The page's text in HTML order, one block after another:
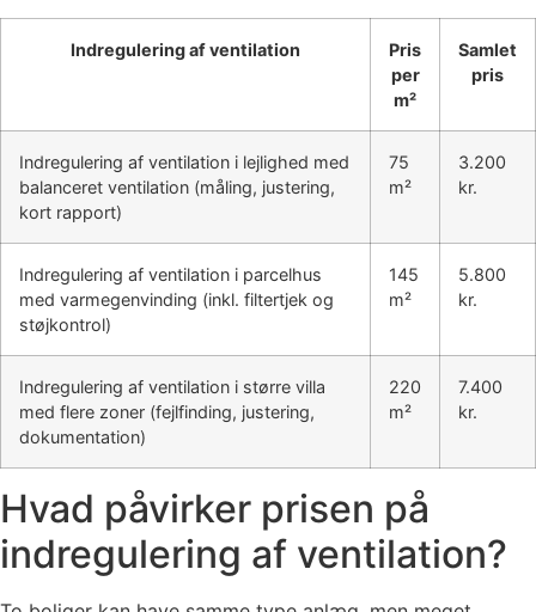
Indregulering af ventilation
Pris
per
m²
Samlet
pris
Indregulering af ventilation i lejlighed med
balanceret ventilation (måling, justering,
kort rapport)
75
m²
3.200
kr.
Indregulering af ventilation i parcelhus
med varmegenvinding (inkl. filtertjek og
støjkontrol)
145
m²
5.800
kr.
Indregulering af ventilation i større villa
med flere zoner (fejlfinding, justering,
dokumentation)
220
m²
7.400
kr.
Hvad påvirker prisen på
indregulering af ventilation?